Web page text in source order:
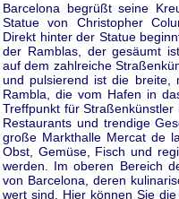
Barcelona begrüßt seine
Statue von Christopher
Direkt hinter der Statue
der Ramblas, der gesäumt
auf dem zahlreiche
und pulsierend ist die breite,
Rambla, die vom Hafen in
Treffpunkt für
Restaurants und trendige
große Markthalle Mercat de
Obst, Gemüse, Fisch und
werden. Im oberen Bereich
von Barcelona, deren
wert sind. Hier können Sie